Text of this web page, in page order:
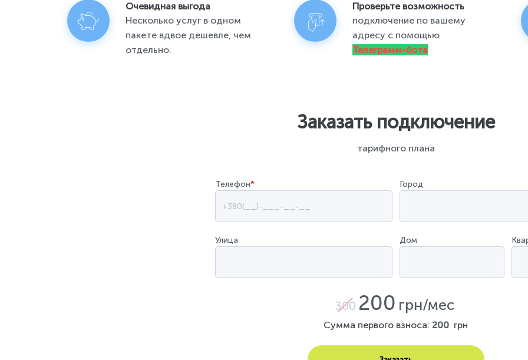
Очевидная выгода
Несколько услуг в одном
пакете вдвое дешевле, чем
отдельно.
Проверьте возможность
подключение по вашему
адресу с помощью
Телеграмм-бота
Заказать подключение
тарифного плана
Телефон* Город
Улица Дом
300 200 грн/мес
Сумма первого взноса: 200 грн